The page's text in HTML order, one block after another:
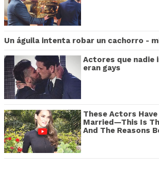
Un águila intenta robar un cachorro -
Actores que nadie
eran gays
These Actors Have
Married—This Is
And The Reasons